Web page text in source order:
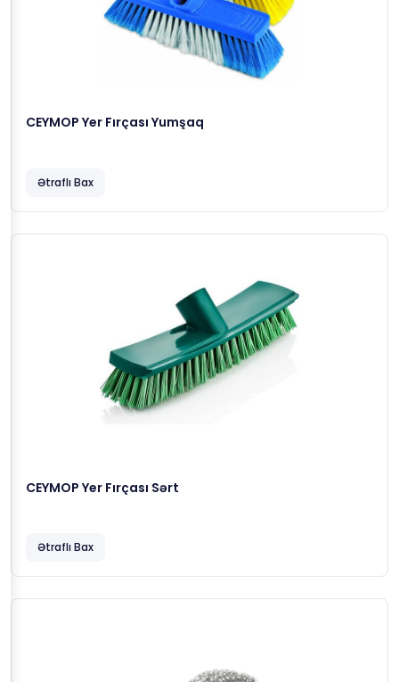
CEYMOP Yer Fırçası Yumşaq
Ətraflı Bax
CEYMOP Yer Fırçası Sərt
Ətraflı Bax